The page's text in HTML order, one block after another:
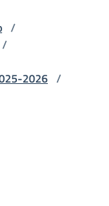
/
/
2026 /